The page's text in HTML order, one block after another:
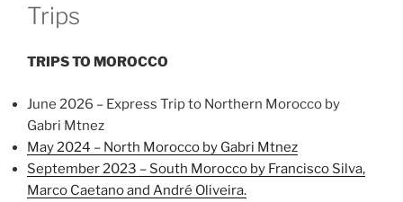
Trips
TRIPS TO MOROCCO
June 2026 – Express Trip to Northern Morocco by
Gabri Mtnez
May 2024 – North Morocco by Gabri Mtnez
September 2023 – South Morocco by Francisco Silva,
Marco Caetano and André Oliveira.